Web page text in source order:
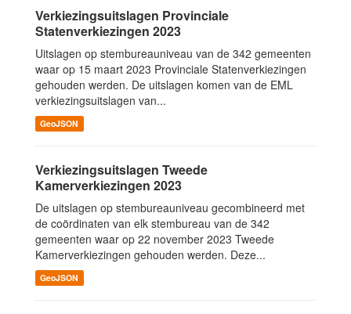
Verkiezingsuitslagen Provinciale
Statenverkiezingen 2023
Uitslagen op stembureauniveau van de 342 gemeenten
waar op 15 maart 2023 Provinciale Statenverkiezingen
gehouden werden. De uitslagen komen van de EML
verkiezingsuitslagen van...
GeoJSON
Verkiezingsuitslagen Tweede
Kamerverkiezingen 2023
De uitslagen op stembureauniveau gecombineerd met
de coördinaten van elk stembureau van de 342
gemeenten waar op 22 november 2023 Tweede
Kamerverkiezingen gehouden werden. Deze...
GeoJSON